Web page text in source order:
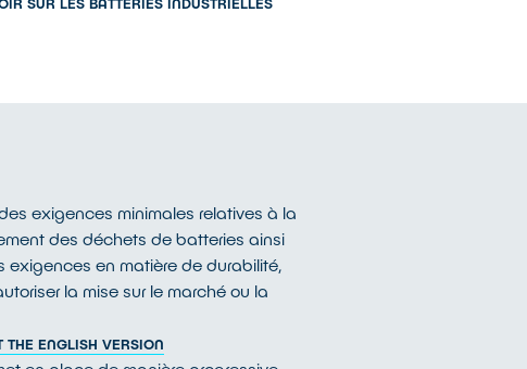
exigences minimales relatives à la
des déchets de batteries ainsi
exigences en matière de durabilité,
la mise sur le marché ou la
THE ENGLISH VERSION